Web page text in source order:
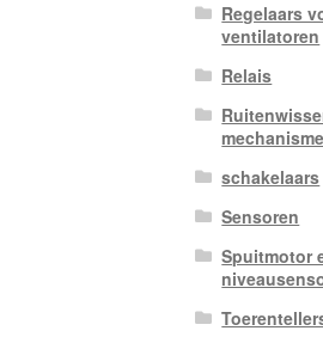
Regelaars
ventilatoren
Relais
schakelaars
Sensoren
Spuitmotor